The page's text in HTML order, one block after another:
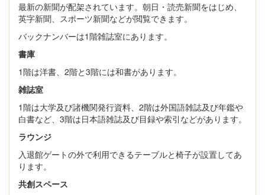
最新の新聞が配架されています。朝日・読売新聞をはじめ、
英字新聞、スポーツ新聞などが閲覧できます。
バックナンバーは1階雑誌室にあります。
書庫
1階は洋書、2階と3階には和書があります。
雑誌室
1階は大学及び諸機関発行資料、2階は外国語雑誌及び年鑑や
白書など、3階は日本語雑誌及び目録や索引などがあります。
ラウンジ
入退館ゲートの外で利用できるテーブルと椅子が設置してあ
ります。
共創スペース